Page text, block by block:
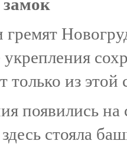
гремят
укрепления
из этой
появились
стояла